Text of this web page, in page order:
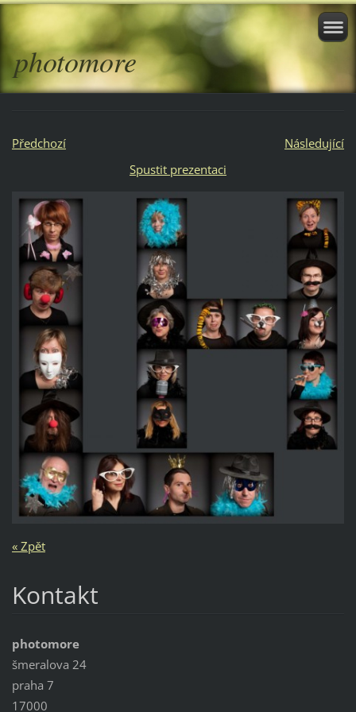
photomore
Předchozí
Následující
Spustit prezentaci
« Zpět
Kontakt
photomore
šmeralova 24
praha 7
17000